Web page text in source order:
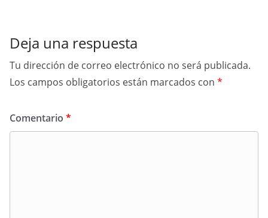
Deja una respuesta
Tu dirección de correo electrónico no será publicada.
Los campos obligatorios están marcados con *
Comentario *